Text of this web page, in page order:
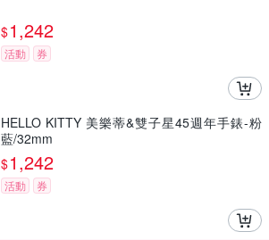
$1,242
活動 券
HELLO KITTY 美樂蒂&雙子星45週年手錶-粉
藍/32mm
$1,242
活動 券